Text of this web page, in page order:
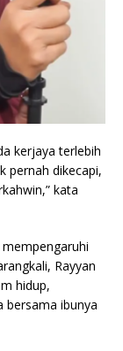
kerjaya terlebih
pernah dikecapi,
kata
Rayyan
hidup,
bersama ibunya